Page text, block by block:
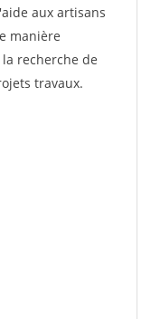
aux artisans
manière
recherche de
travaux.